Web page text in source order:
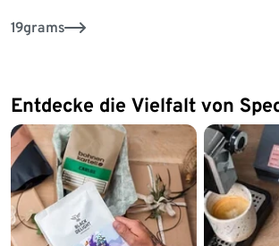
19grams
Entdecke die Vielfalt von